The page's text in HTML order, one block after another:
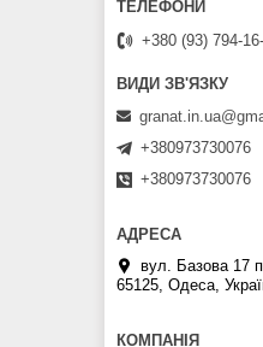
+380 (93) 794-
+380973730076
+380973730076
вул. Базова 17
65125, Одеса,